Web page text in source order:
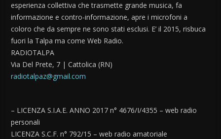
esperienza collettiva che trasmette grande musica, fa
informazione e contro-informazione, apre i microfoni a
coloro che da sempre ne sono stati esclusi. E’ il 2015, risbuca
fuori la Talpa ma come Web Radio.
RADIOTALPA
Via Del Prete, 7 | Cattolica (RN)
radiotalpaz@gmail.com
– LICENZA S.I.A.E. ANNO 2017 n° 4676/I/4355 – web radio
personali
LICENZA S.C.F. n° 792/15 – web radio amatoriale